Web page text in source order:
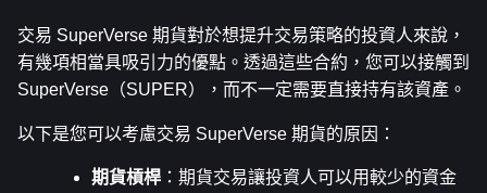
交易 SuperVerse 期貨對於想提升交易策略的投資人來說，
有幾項相當具吸引力的優點。透過這些合約，您可以接觸到
SuperVerse（SUPER），而不一定需要直接持有該資產。
以下是您可以考慮交易 SuperVerse 期貨的原因：
期貨槓桿 ：期貨交易讓投資人可以用較少的資金